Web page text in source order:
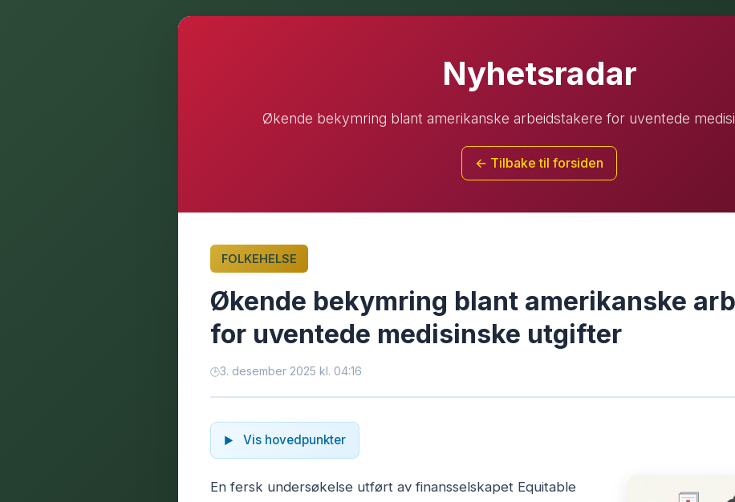
Nyhetsradar
Økende bekymring blant amerikanske arbeidstakere for uventede
← Tilbake til forsiden
FOLKEHELSE
Økende bekymring blant amerikanske
for uventede medisinske utgifter
3. desember 2025 kl. 04:16
Vis hovedpunkter
En fersk undersøkelse utført av finansselskapet Equitable